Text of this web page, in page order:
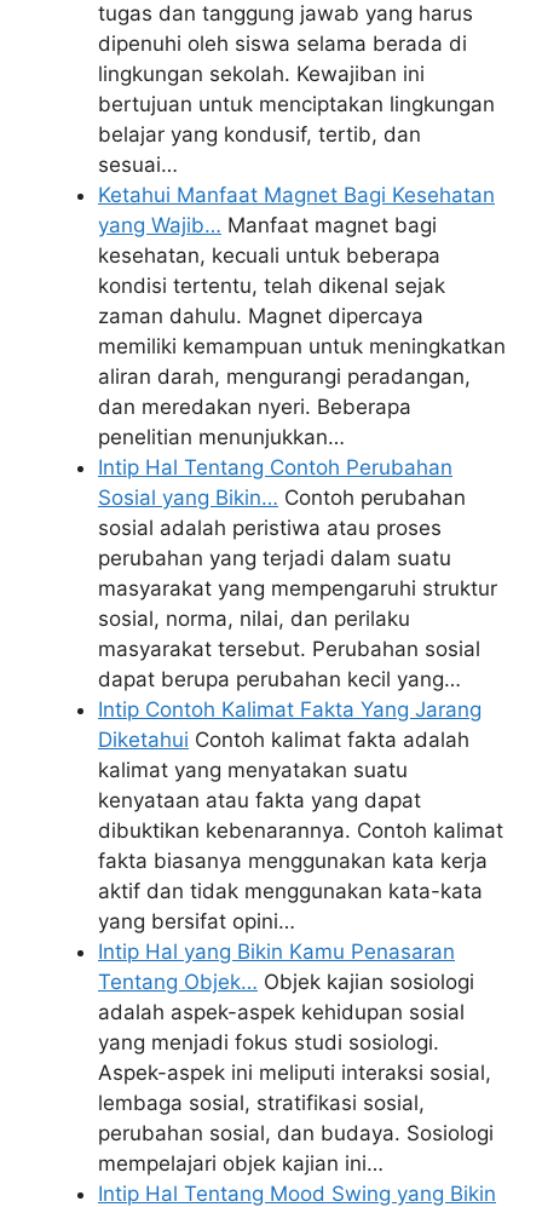
tugas dan tanggung jawab yang harus
dipenuhi oleh siswa selama berada di
lingkungan sekolah. Kewajiban ini
bertujuan untuk menciptakan lingkungan
belajar yang kondusif, tertib, dan
sesuai…
Ketahui Manfaat Magnet Bagi Kesehatan
yang Wajib… Manfaat magnet bagi
kesehatan, kecuali untuk beberapa
kondisi tertentu, telah dikenal sejak
zaman dahulu. Magnet dipercaya
memiliki kemampuan untuk meningkatkan
aliran darah, mengurangi peradangan,
dan meredakan nyeri. Beberapa
penelitian menunjukkan…
Intip Hal Tentang Contoh Perubahan
Sosial yang Bikin… Contoh perubahan
sosial adalah peristiwa atau proses
perubahan yang terjadi dalam suatu
masyarakat yang mempengaruhi struktur
sosial, norma, nilai, dan perilaku
masyarakat tersebut. Perubahan sosial
dapat berupa perubahan kecil yang…
Intip Contoh Kalimat Fakta Yang Jarang
Diketahui Contoh kalimat fakta adalah
kalimat yang menyatakan suatu
kenyataan atau fakta yang dapat
dibuktikan kebenarannya. Contoh kalimat
fakta biasanya menggunakan kata kerja
aktif dan tidak menggunakan kata-kata
yang bersifat opini…
Intip Hal yang Bikin Kamu Penasaran
Tentang Objek… Objek kajian sosiologi
adalah aspek-aspek kehidupan sosial
yang menjadi fokus studi sosiologi.
Aspek-aspek ini meliputi interaksi sosial,
lembaga sosial, stratifikasi sosial,
perubahan sosial, dan budaya. Sosiologi
mempelajari objek kajian ini…
Intip Hal Tentang Mood Swing yang Bikin